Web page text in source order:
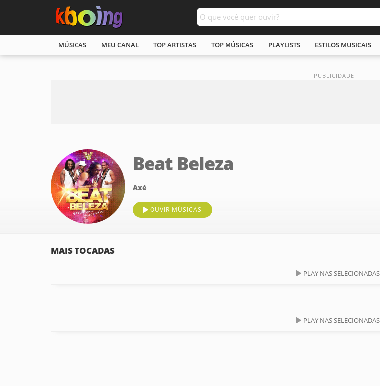
MÚSICAS MEU CANAL TOP ARTISTAS TOP MÚSICAS PLAYLISTS ESTILOS MUSICAIS
Beat Beleza
Axé
OUVIR MÚSICAS
MAIS TOCADAS
PLAY NAS SELECIONADAS
PLAY NAS SELECIONADAS